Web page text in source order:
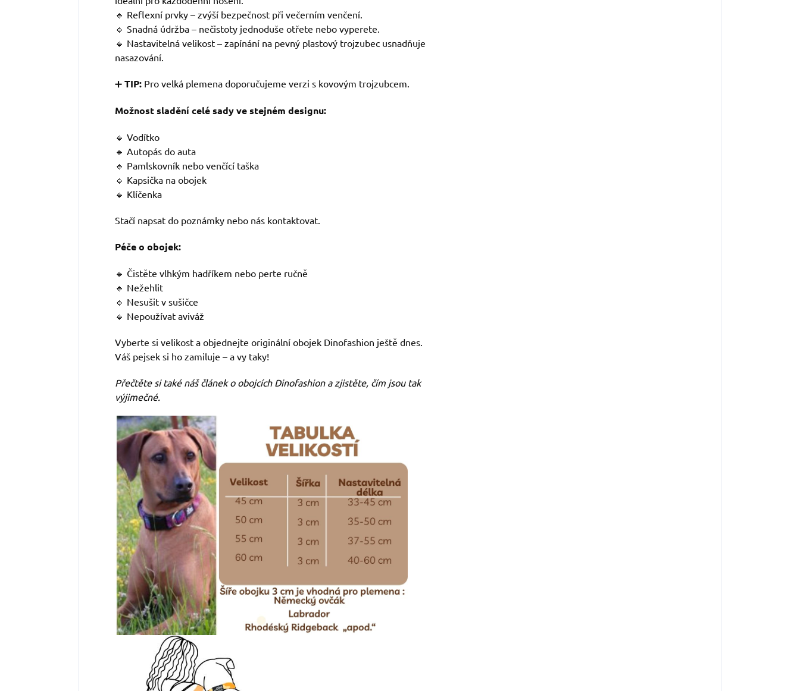
🔹 Reflexní prvky – zvýší bezpečnost při večerním venčení.
🔹 Snadná údržba – nečistoty jednoduše otřete nebo vyperete.
🔹 Nastavitelná velikost – zapínání na pevný plastový trojzubec usnadňuje
nasazování.
➕ TIP: Pro velká plemena doporučujeme verzi s kovovým trojzubcem.
Možnost sladění celé sady ve stejném designu:
🔹 Vodítko
🔹 Autopás do auta
🔹 Pamlskovník nebo venčící taška
🔹 Kapsička na obojek
🔹 Klíčenka
Stačí napsat do poznámky nebo nás kontaktovat.
Péče o obojek:
🔹 Čistěte vlhkým hadříkem nebo perte ručně
🔹 Nežehlit
🔹 Nesušit v sušičce
🔹 Nepoužívat aviváž
Vyberte si velikost a objednejte originální obojek Dinofashion ještě dnes.
Váš pejsek si ho zamiluje – a vy taky!
Přečtěte si také náš článek o obojcích Dinofashion a zjistěte, čím jsou tak
výjimečné.